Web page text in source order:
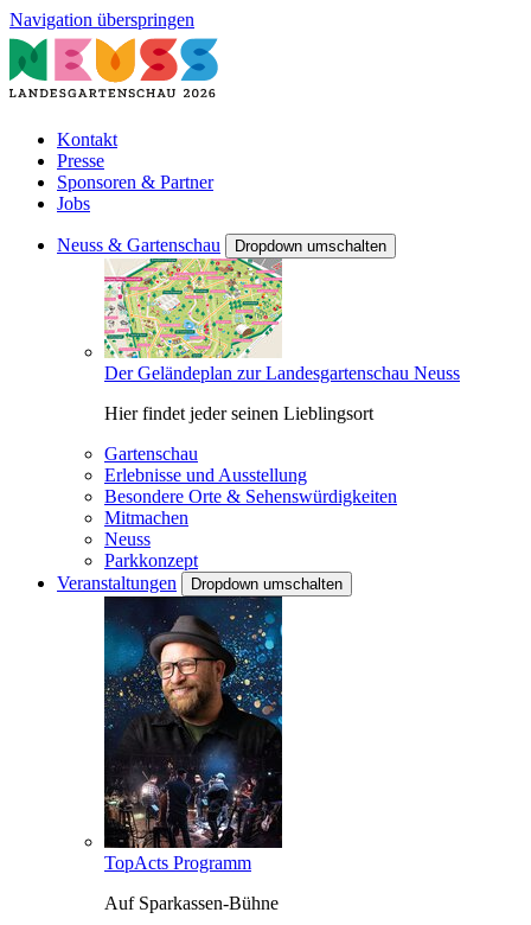
Navigation überspringen
Kontakt
Presse
Sponsoren & Partner
Jobs
Neuss & Gartenschau Dropdown umschalten
Der Geländeplan zur Landesgartenschau Neuss
Hier findet jeder seinen Lieblingsort
Gartenschau
Erlebnisse und Ausstellung
Besondere Orte & Sehenswürdigkeiten
Mitmachen
Neuss
Parkkonzept
Veranstaltungen
Dropdown umschalten
TopActs Programm
Auf Sparkassen-Bühne